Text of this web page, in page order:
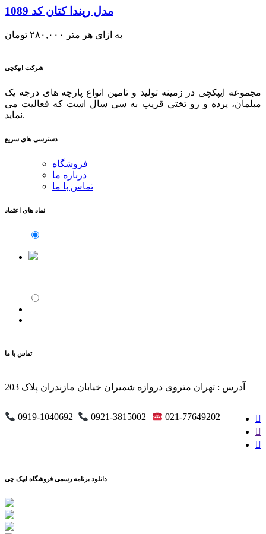
مدل ریندا کتان کد 1089
۲۸۰,۰۰۰ تومان به ازای هر متر
شرکت ایپکچی
مجموعه ایپکچی در زمینه تولید و تامین انواع پارچه های درجه یک
مبلمان، پرده و رو تختی قریب به سی سال است که فعالیت می
نماید.
دسترسی های سریع
فروشگاه
درباره ما
تماس با ما
نماد های اعتماد
تماس با ما
آدرس : تهران متروی دروازه شمیران خیابان مازندران پلاک 203
0919-1040692 0921-3815002 021-77649202
دانلود برنامه رسمی فروشگاه ایپک چی